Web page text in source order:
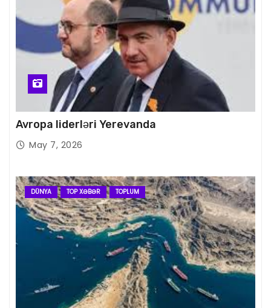
Avropa liderləri Yerevanda
May 7, 2026
DÜNYA TOP XƏBƏR TOPLUM